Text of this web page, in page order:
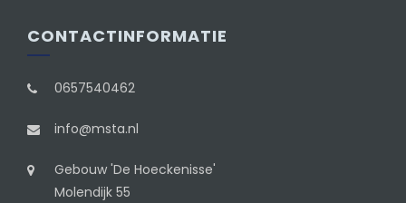
CONTACTINFORMATIE
0657540462
info@msta.nl
Gebouw 'De Hoeckenisse'
Molendijk 55